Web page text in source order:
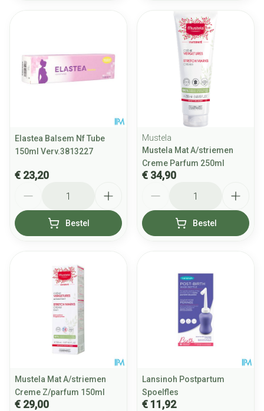
Elastea Balsem Nf Tube
150ml Verv.3813227
€ 23,20
Bestel
Mustela
Mustela Mat A/striemen
Creme Parfum 250ml
€ 34,90
Bestel
Mustela Mat A/striemen
Creme Z/parfum 150ml
€ 29,00
Lansinoh Postpartum
Spoelfles
€ 11,92